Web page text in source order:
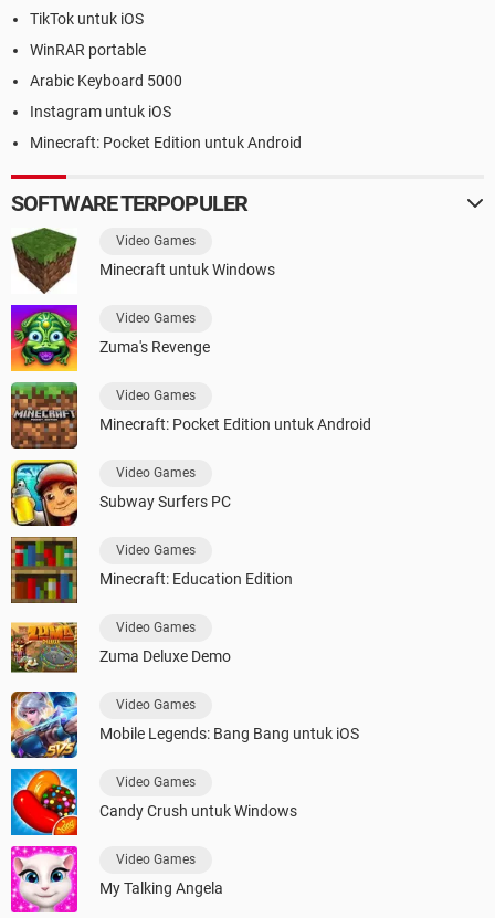
TikTok untuk iOS
WinRAR portable
Arabic Keyboard 5000
Instagram untuk iOS
Minecraft: Pocket Edition untuk Android
SOFTWARE TERPOPULER
Video Games
Minecraft untuk Windows
Video Games
Zuma's Revenge
Video Games
Minecraft: Pocket Edition untuk Android
Video Games
Subway Surfers PC
Video Games
Minecraft: Education Edition
Video Games
Zuma Deluxe Demo
Video Games
Mobile Legends: Bang Bang untuk iOS
Video Games
Candy Crush untuk Windows
Video Games
My Talking Angela